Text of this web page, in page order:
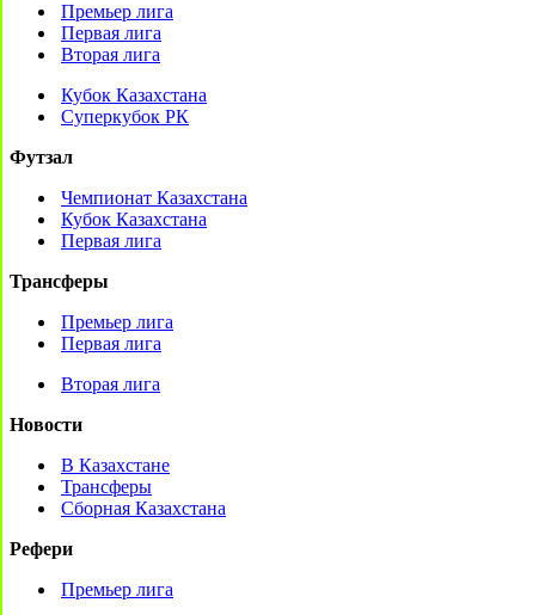
Премьер лига
Первая лига
Вторая лига
Кубок Казахстана
Суперкубок РК
Футзал
Чемпионат Казахстана
Кубок Казахстана
Первая лига
Трансферы
Премьер лига
Первая лига
Вторая лига
Новости
В Казахстане
Трансферы
Сборная Казахстана
Рефери
Премьер лига